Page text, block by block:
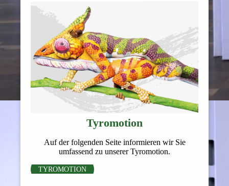
Tyromotion
Auf der folgenden Seite informieren wir Sie
umfassend zu unserer Tyromotion.
TYROMOTION